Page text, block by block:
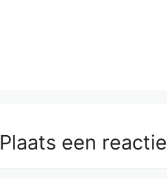
Plaats een reactie